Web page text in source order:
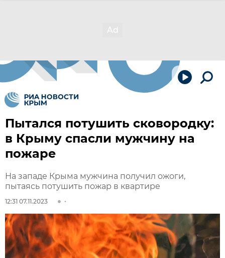
Пытался потушить сковородку:
в Крыму спасли мужчину на
пожаре
На западе Крыма мужчина получил ожоги,
пытаясь потушить пожар в квартире
12:31 07.11.2023